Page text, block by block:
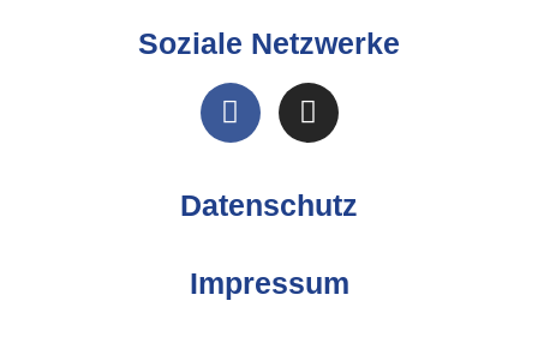
Soziale Netzwerke
Datenschutz
Impressum